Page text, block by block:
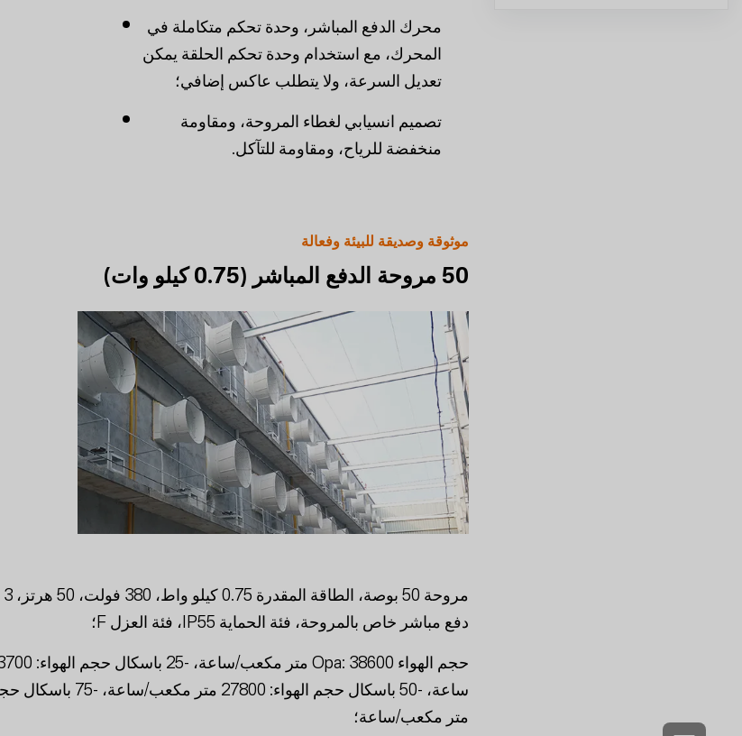
محرك الدفع المباشر، وحدة تحكم متكاملة في
المحرك، مع استخدام وحدة تحكم الحلقة يمكن
تعديل السرعة، ولا يتطلب عاكس إضافي؛
تصميم انسيابي لغطاء المروحة، ومقاومة
منخفضة للرياح، ومقاومة للتآكل.
موثوقة وصديقة للبيئة وفعالة
50 مروحة الدفع المباشر (0.75 كيلو وات)
دفع مباشر خاص بالمروحة، فئة الحماية IP55، فئة العزل F؛
متر مكعب/ساعة؛